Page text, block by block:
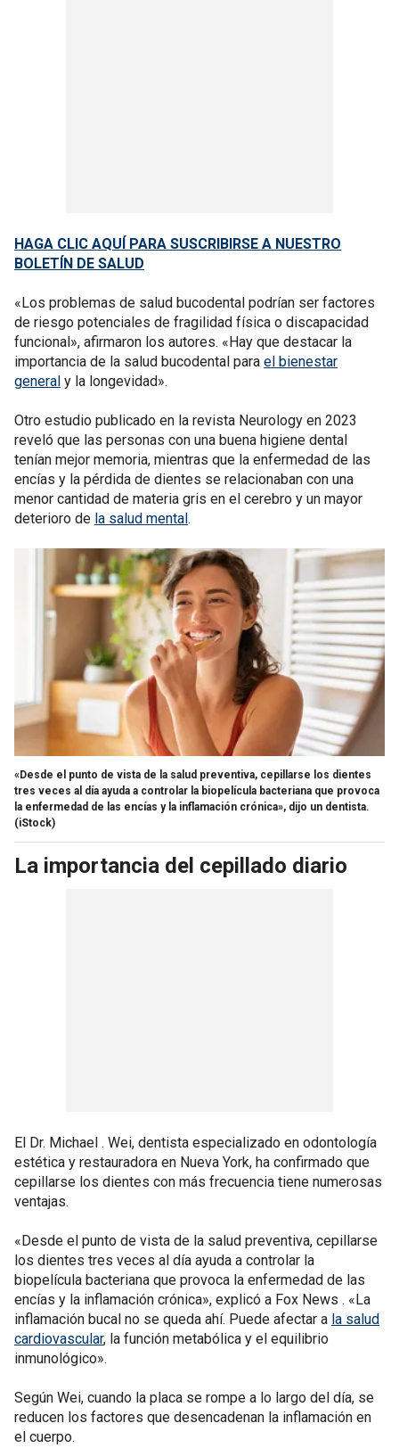
HAGA CLIC AQUÍ PARA SUSCRIBIRSE A NUESTRO
BOLETÍN DE SALUD
«Los problemas de salud bucodental podrían ser factores
de riesgo potenciales de fragilidad física o discapacidad
funcional», afirmaron los autores. «Hay que destacar la
importancia de la salud bucodental para el bienestar
general y la longevidad».
Otro estudio publicado en la revista Neurology en 2023
reveló que las personas con una buena higiene dental
tenían mejor memoria, mientras que la enfermedad de las
encías y la pérdida de dientes se relacionaban con una
menor cantidad de materia gris en el cerebro y un mayor
deterioro de la salud mental.
«Desde el punto de vista de la salud preventiva, cepillarse los dientes
tres veces al día ayuda a controlar la biopelícula bacteriana que provoca
la enfermedad de las encías y la inflamación crónica», dijo un dentista.
(iStock)
La importancia del cepillado diario
El Dr. Michael . Wei, dentista especializado en odontología
estética y restauradora en Nueva York, ha confirmado que
cepillarse los dientes con más frecuencia tiene numerosas
ventajas.
«Desde el punto de vista de la salud preventiva, cepillarse
los dientes tres veces al día ayuda a controlar la
biopelícula bacteriana que provoca la enfermedad de las
encías y la inflamación crónica», explicó a Fox News . «La
inflamación bucal no se queda ahí. Puede afectar a la salud
cardiovascular, la función metabólica y el equilibrio
inmunológico».
Según Wei, cuando la placa se rompe a lo largo del día, se
reducen los factores que desencadenan la inflamación en
el cuerpo.